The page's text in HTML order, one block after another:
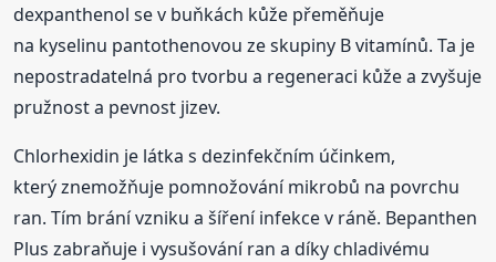
dexpanthenol se v buňkách kůže přeměňuje
na kyselinu pantothenovou ze skupiny B vitamínů. Ta je
nepostradatelná pro tvorbu a regeneraci kůže a zvyšuje
pružnost a pevnost jizev.
Chlorhexidin je látka s dezinfekčním účinkem,
který znemožňuje pomnožování mikrobů na povrchu
ran. Tím brání vzniku a šíření infekce v ráně. Bepanthen
Plus zabraňuje i vysušování ran a díky chladivému